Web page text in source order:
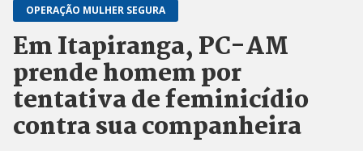
OPERAÇÃO MULHER SEGURA
Em Itapiranga, PC-AM
prende homem por
tentativa de feminicídio
contra sua companheira